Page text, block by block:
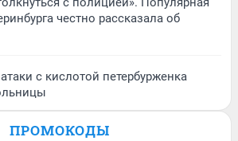
честно рассказала об
с кислотой петербурженка
ПРОМОКОДЫ